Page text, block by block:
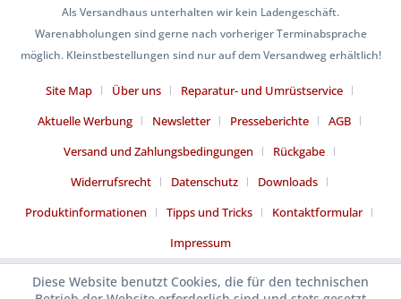
Als Versandhaus unterhalten wir kein Ladengeschäft.
Warenabholungen sind gerne nach vorheriger Terminabsprache
möglich. Kleinstbestellungen sind nur auf dem Versandweg erhältlich!
Site Map Über uns
Reparatur- und Umrüstservice
Aktuelle Werbung
Newsletter Presseberichte
AGB
Versand und Zahlungsbedingungen
Rückgabe
Widerrufsrecht
Datenschutz
Downloads
Produktinformationen
Tipps und Tricks
Kontaktformular
Impressum
Diese Website benutzt Cookies, die für den technischen